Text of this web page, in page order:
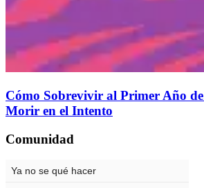
Cómo Sobrevivir al Primer Año
Morir en el Intento
Comunidad